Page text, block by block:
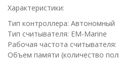
Характеристики:
Тип контроллера: Автономный
Тип считывателя: EM-Marine
Рабочая частота считывателя:
Объем памяти (количество